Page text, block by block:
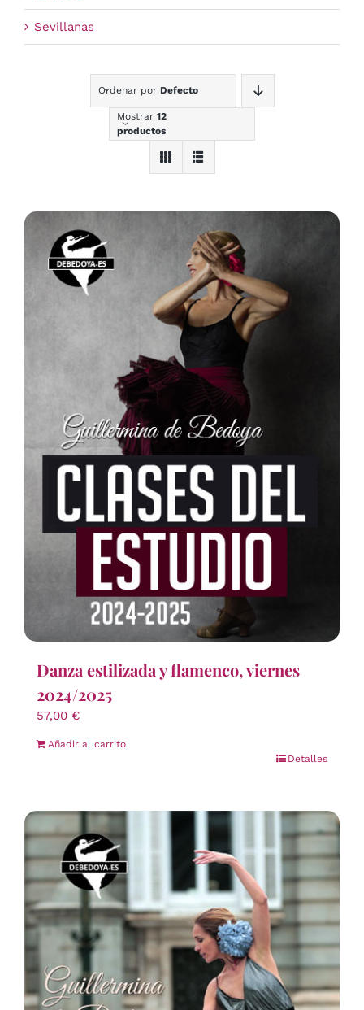
Sevillanas
Ordenar por Defecto
Mostrar 12
productos
Danza estilizada y flamenco, viernes
2024/2025
57,00 €
Añadir al carrito
Detalles